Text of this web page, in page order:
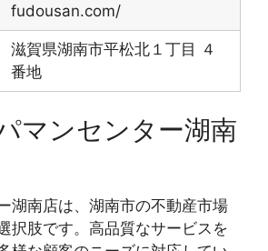
fudousan.com/
滋賀県湖南市平松北１丁目 ４
番地
マンセンター湖南
湖南店は、湖南市の不動産市場
択肢です。高品質なサービスを